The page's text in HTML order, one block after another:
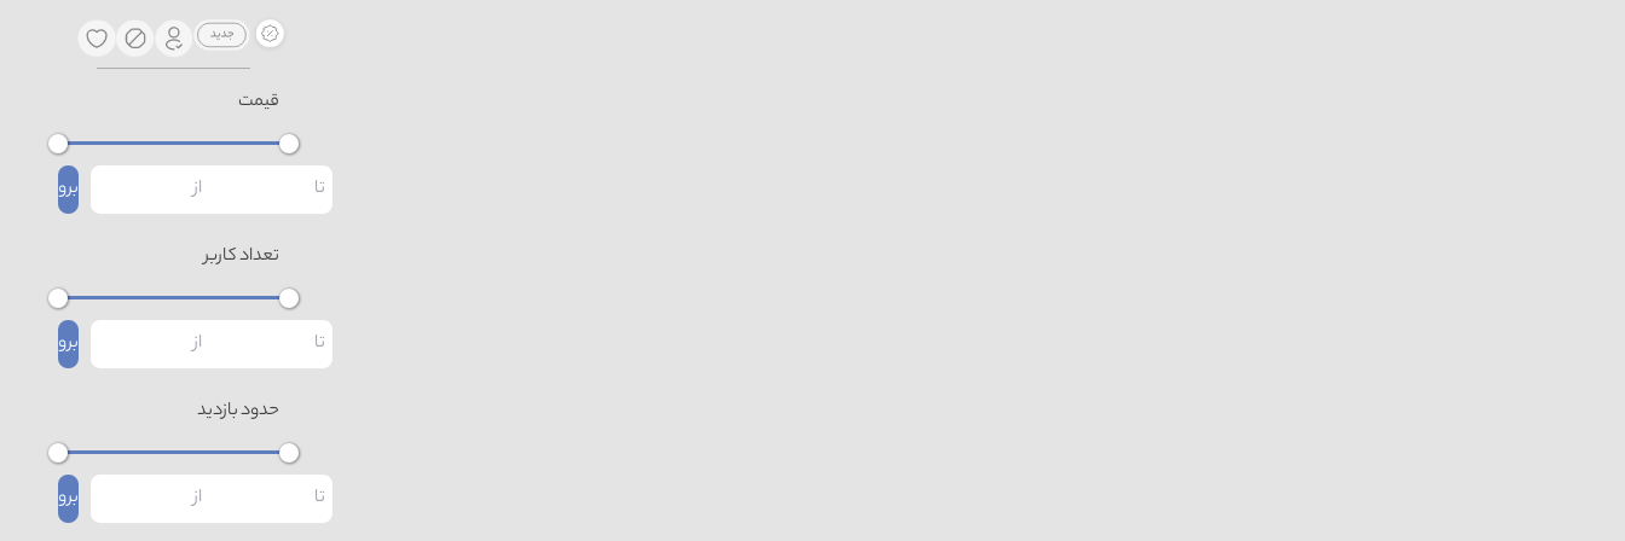
قیمت
برو
تعداد کاربر
برو
حدود بازدید
برو